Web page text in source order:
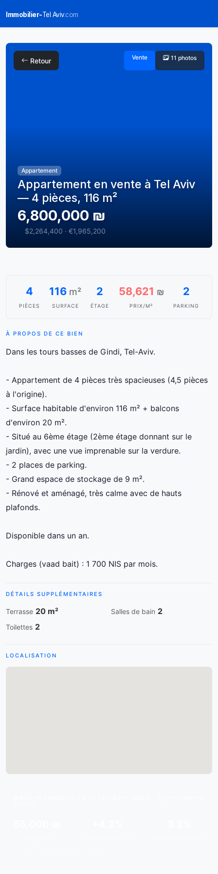
Immobilier-Tel Aviv.com
Retour Vente 11 photos
Appartement
Appartement en vente à Tel Aviv
— 4 pièces, 116 m²
6,800,000 ₪
$2,264,400 · €1,965,200
4
PIÈCES
116 m²
SURFACE
2
ÉTAGE
58,621 ₪
PRIX/M²
2
PARKING
À PROPOS DE CE BIEN
Dans les tours basses de Gindi, Tel-Aviv.
- Appartement de 4 pièces très spacieuses (4,5 pièces
à l'origine).
- Surface habitable d'environ 116 m² + balcons
d'environ 20 m².
- Situé au 6ème étage (2ème étage donnant sur le
jardin), avec une vue imprenable sur la verdure.
- 2 places de parking.
- Grand espace de stockage de 9 m².
- Rénové et aménagé, très calme avec de hauts
plafonds.
Disponible dans un an.
Charges (vaad bait) : 1 700 NIS par mois.
DÉTAILS SUPPLÉMENTAIRES
Terrasse 20 m² Salles de bain 2
Toilettes 2
LOCALISATION